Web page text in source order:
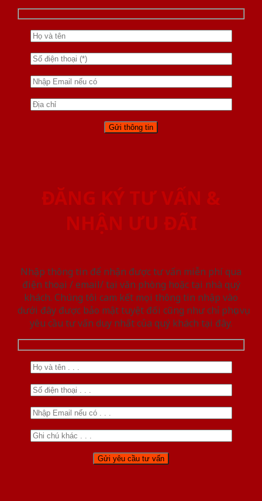
ĐĂNG KÝ TƯ VẤN &
NHẬN ƯU ĐÃI
Nhập thông tin để nhận được tư vấn miễn phí qua
điện thoại / email/ tại văn phòng hoặc tại nhà quý
khách. Chúng tôi cam kết mọi thông tin nhập vào
dưới đây được bảo mật tuyệt đối cũng như chỉ phục vụ
yêu cầu tư vấn duy nhất của quý khách tại đây.